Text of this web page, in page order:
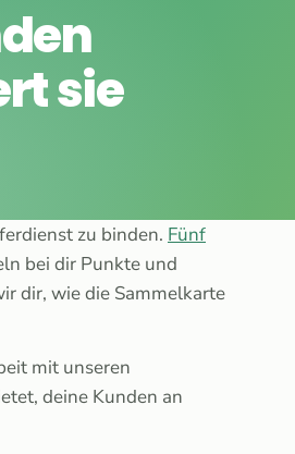
sie
zu binden. Fünf
bei dir Punkte und
dir, wie die Sammelkarte
mit unseren
deine Kunden an